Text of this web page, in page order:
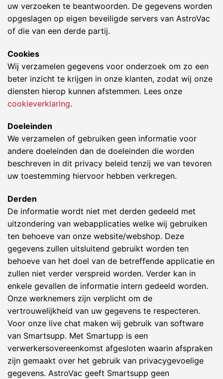
uw verzoeken te beantwoorden. De gegevens worden
opgeslagen op eigen beveiligde servers van AstroVac
of die van een derde partij.
Cookies
Wij verzamelen gegevens voor onderzoek om zo een
beter inzicht te krijgen in onze klanten, zodat wij onze
diensten hierop kunnen afstemmen. Lees onze
cookieverklaring.
Doeleinden
We verzamelen of gebruiken geen informatie voor
andere doeleinden dan de doeleinden die worden
beschreven in dit privacy beleid tenzij we van tevoren
uw toestemming hiervoor hebben verkregen.
Derden
De informatie wordt niet met derden gedeeld met
uitzondering van webapplicaties welke wij gebruiken
ten behoeve van onze website/webshop. Deze
gegevens zullen uitsluitend gebruikt worden ten
behoeve van het doel van de betreffende applicatie en
zullen niet verder verspreid worden. Verder kan in
enkele gevallen de informatie intern gedeeld worden.
Onze werknemers zijn verplicht om de
vertrouwelijkheid van uw gegevens te respecteren.
Voor onze live chat maken wij gebruik van software
van Smartsupp. Met Smartupp is een
verwerkersovereenkomst afgesloten waarin afspraken
zijn gemaakt over het gebruik van privacygevoelige
gegevens. AstroVac geeft Smartsupp geen